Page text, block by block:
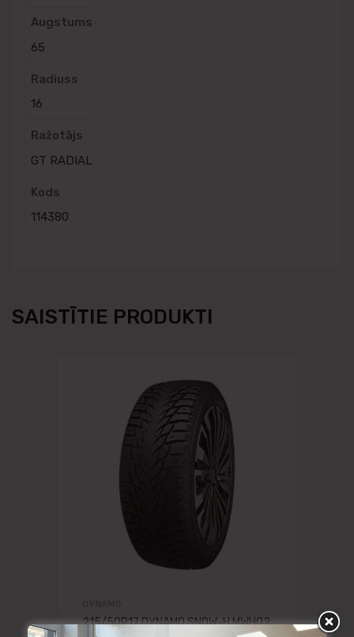
Augstums
65
Radiuss
16
Ražotājs
GT RADIAL
Kods
114380
SAISTĪTIE PRODUKTI
215/50R17 DYNAMO SNOW-H MWH02